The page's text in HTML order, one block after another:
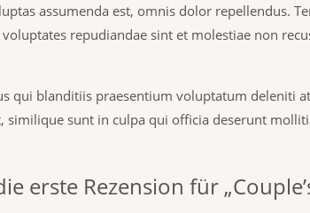
assumenda est, omnis dolor repellendus.
repudiandae sint et molestiae non
qui blanditiis praesentium voluptatum deleniti
similique sunt in culpa qui officia deserunt
erste Rezension für